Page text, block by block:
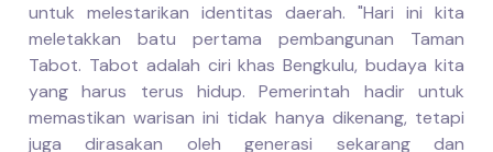
untuk melestarikan identitas daerah. "Hari ini kita
meletakkan batu pertama pembangunan Taman
Tabot. Tabot adalah ciri khas Bengkulu, budaya kita
yang harus terus hidup. Pemerintah hadir untuk
memastikan warisan ini tidak hanya dikenang, tetapi
juga dirasakan oleh generasi sekarang dan